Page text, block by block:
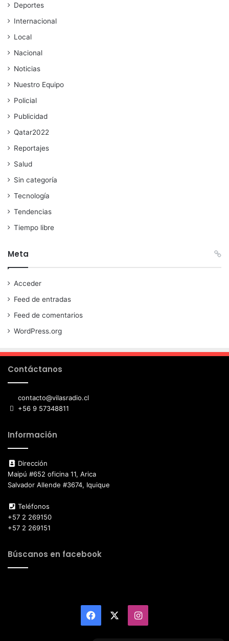
Deportes
Internacional
Local
Nacional
Noticias
Nuestro Equipo
Policial
Publicidad
Qatar2022
Reportajes
Salud
Sin categoría
Tecnología
Tendencias
Tiempo libre
Meta
Acceder
Feed de entradas
Feed de comentarios
WordPress.org
Contáctanos
contacto@vilasradio.cl
+56 9 57348811
Información
Dirección
Maipú #652 oficina 11, Arica
Salvador Allende #3674, Iquique
Teléfonos
+57 2 269150
+57 2 269151
Búscanos en facebook
Facebook Instagram